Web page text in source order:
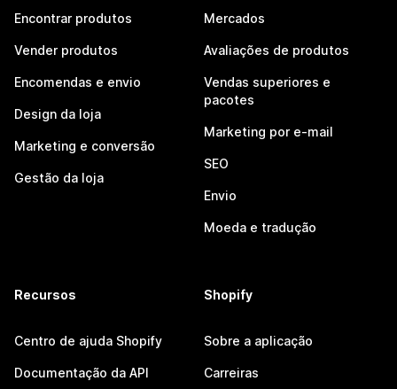
Encontrar produtos
Vender produtos
Encomendas e envio
Design da loja
Marketing e conversão
Gestão da loja
Mercados
Avaliações de produtos
Vendas superiores e
pacotes
Marketing por e-mail
SEO
Envio
Moeda e tradução
Recursos
Centro de ajuda Shopify
Documentação da API
Shopify
Sobre a aplicação
Carreiras